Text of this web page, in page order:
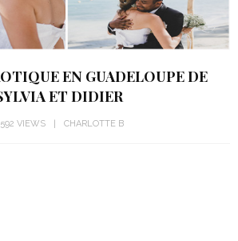
EN GUADELOUPE DE
ET DIDIER
VIEWS CHARLOTTE B